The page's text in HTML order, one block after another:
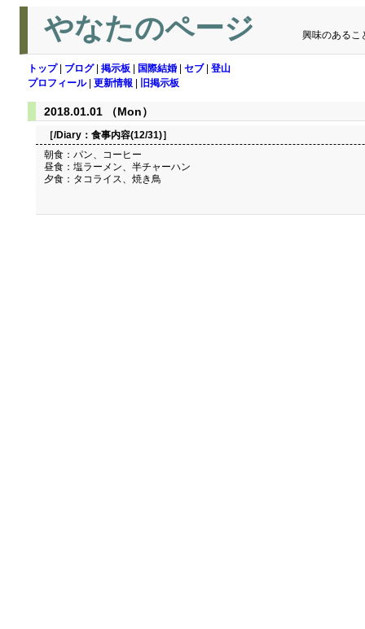
やなたのページ 興味のあるこ
トップ| ブログ| 掲示板 国際結婚 セブ| 登山
プロフィール| 更新情報 旧掲示板
2018.01.01 （Mon）
［/Diary： 食事内容(12/31)］
朝食：パン、コーヒー
昼食：塩ラーメン、半チャーハン
夕食：タコライス、焼き鳥